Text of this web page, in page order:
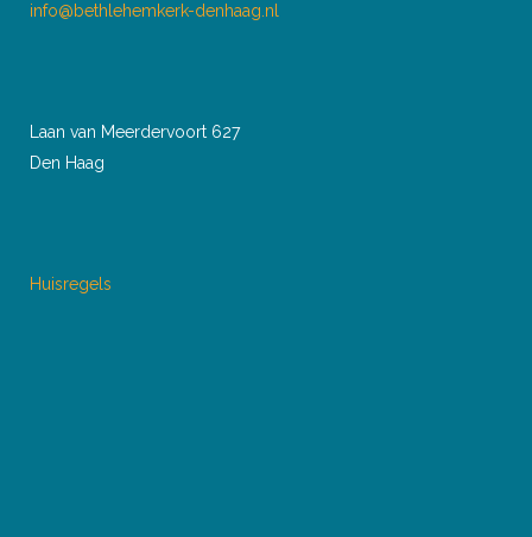
info@bethlehemkerk-denhaag.nl
Laan van Meerdervoort 627
Den Haag
Huisregels